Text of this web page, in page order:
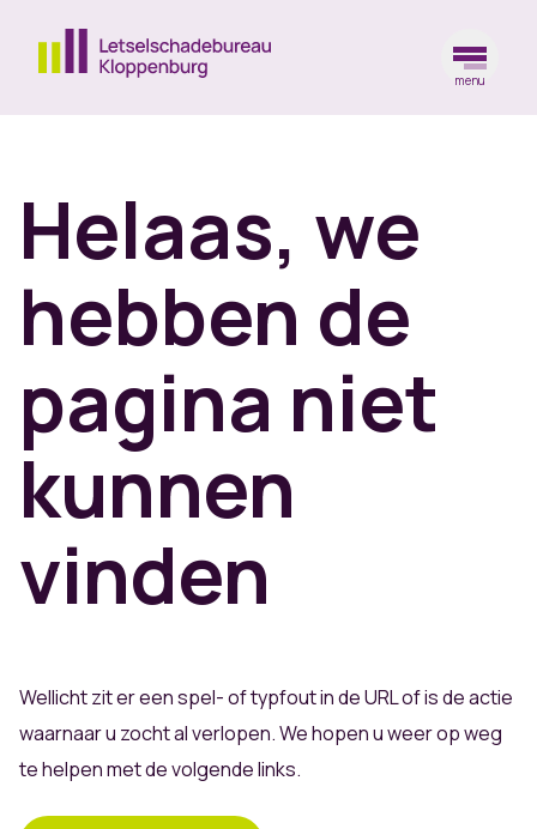
menu
Helaas, we
hebben de
pagina niet
kunnen
vinden
Wellicht zit er een spel- of typfout in de URL of is de actie
waarnaar u zocht al verlopen. We hopen u weer op weg
te helpen met de volgende links.